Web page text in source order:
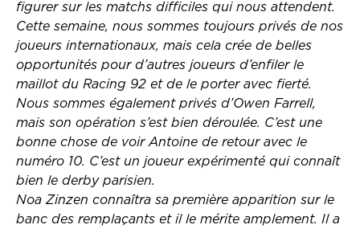
figurer sur les matchs difficiles qui nous attendent.
Cette semaine, nous sommes toujours privés de nos
joueurs internationaux, mais cela crée de belles
opportunités pour d’autres joueurs d’enfiler le
maillot du Racing 92 et de le porter avec fierté.
Nous sommes également privés d’Owen Farrell,
mais son opération s’est bien déroulée. C’est une
bonne chose de voir Antoine de retour avec le
numéro 10. C’est un joueur expérimenté qui connaît
bien le derby parisien.
Noa Zinzen connaîtra sa première apparition sur le
banc des remplaçants et il le mérite amplement. Il a